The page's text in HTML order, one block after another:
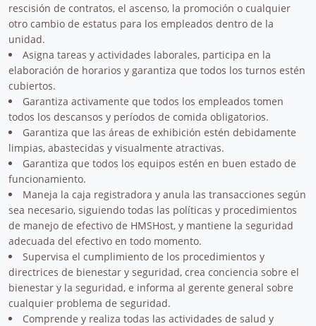
rescisión de contratos, el ascenso, la promoción o cualquier
otro cambio de estatus para los empleados dentro de la
unidad.
Asigna tareas y actividades laborales, participa en la
elaboración de horarios y garantiza que todos los turnos estén
cubiertos.
Garantiza activamente que todos los empleados tomen
todos los descansos y períodos de comida obligatorios.
Garantiza que las áreas de exhibición estén debidamente
limpias, abastecidas y visualmente atractivas.
Garantiza que todos los equipos estén en buen estado de
funcionamiento.
Maneja la caja registradora y anula las transacciones según
sea necesario, siguiendo todas las políticas y procedimientos
de manejo de efectivo de HMSHost, y mantiene la seguridad
adecuada del efectivo en todo momento.
Supervisa el cumplimiento de los procedimientos y
directrices de bienestar y seguridad, crea conciencia sobre el
bienestar y la seguridad, e informa al gerente general sobre
cualquier problema de seguridad.
Comprende y realiza todas las actividades de salud y